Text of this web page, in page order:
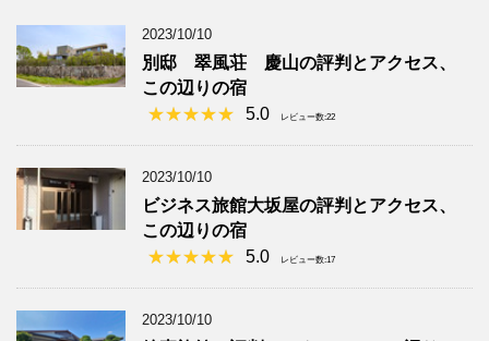
2023/10/10
別邸 翠風荘 慶山の評判とアクセス、
この辺りの宿
5.0
レビュー数:22
2023/10/10
ビジネス旅館大坂屋の評判とアクセス、
この辺りの宿
5.0
レビュー数:17
2023/10/10